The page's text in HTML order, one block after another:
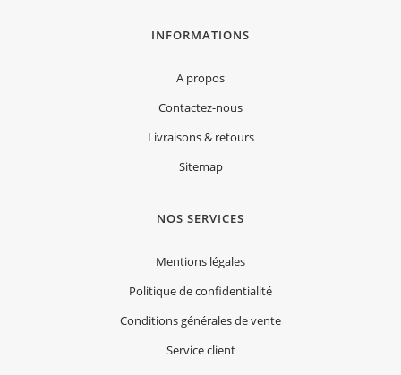
INFORMATIONS
A propos
Contactez-nous
Livraisons & retours
Sitemap
NOS SERVICES
Mentions légales
Politique de confidentialité
Conditions générales de vente
Service client